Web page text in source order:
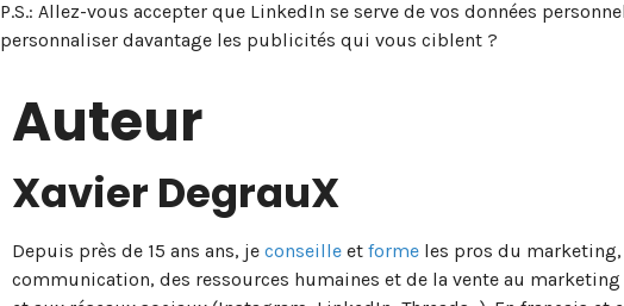
P.S.: Allez-vous accepter que LinkedIn se serve de vos données
personnaliser davantage les publicités qui vous ciblent ?
Auteur
Xavier DegrauX
Depuis près de 15 ans ans, je conseille et forme les pros du marketing,
communication, des ressources humaines et de la vente au